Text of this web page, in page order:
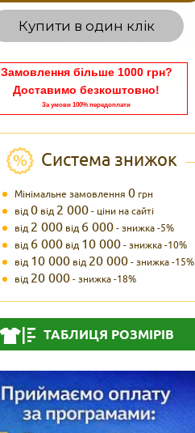
Купити в один клік
Замовлення більше 1000 грн?
Доставимо безкоштовно!
За умови 100% передоплати
Система знижок
Мінімальне замовлення 0 грн
від0 від 2 000- ціни на сайті
від 2 000 від 6 000- знижка -5%
від 6 000 від 10 000- знижка -10%
від 10 000 від 20 000- знижка -15%
від 20 000- знижка -18%
ТАБЛИЦЯ РОЗМІРІВ